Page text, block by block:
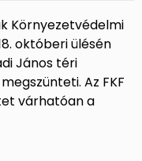
Környezetvédelmi
októberi ülésén
János téri
Az FKF
várhatóan a